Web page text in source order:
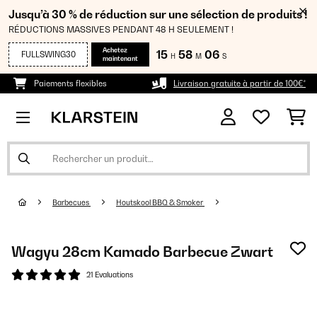
Jusqu’à 30 % de réduction sur une sélection de produits !
RÉDUCTIONS MASSIVES PENDANT 48 H SEULEMENT !
FULLSWING30
Achetez
maintenant
15 H 58 M 06 S
Paiements flexibles Livraison gratuite à partir de 100€*
Barbecues Houtskool BBQ & Smoker
Wagyu 28cm Kamado Barbecue Zwart
21 Evaluations